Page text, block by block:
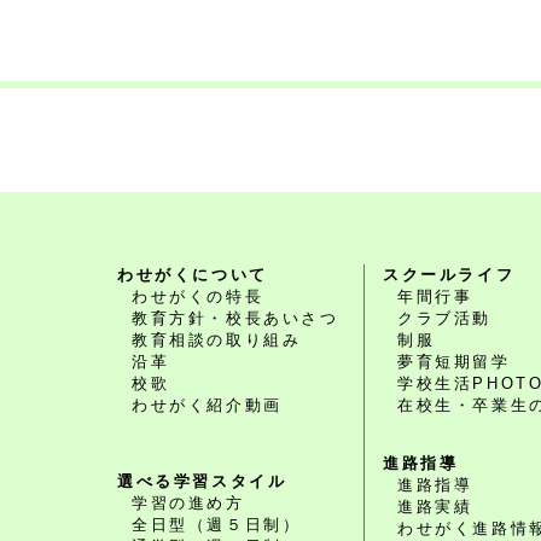
わせがくについて
わせがくの特長
教育方針・校長あいさつ
教育相談の取り組み
沿革
校歌
わせがく紹介動画
選べる学習スタイル
学習の進め方
全日型（週５日制）
スクールライフ
年間行事
クラブ活動
制服
夢育短期留学
学校生活
在校生・卒業生
進路指導
進路指導
進路実績
わせがく進路情